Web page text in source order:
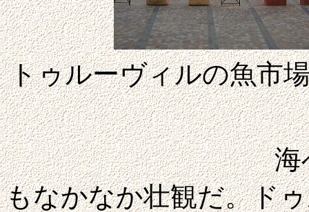
トゥルーヴィルの魚市
海べりの木道
もなかなか壮観だ。ド